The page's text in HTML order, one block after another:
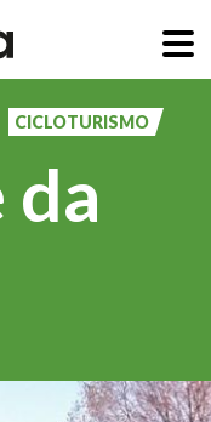
CICLOTURISMO
da